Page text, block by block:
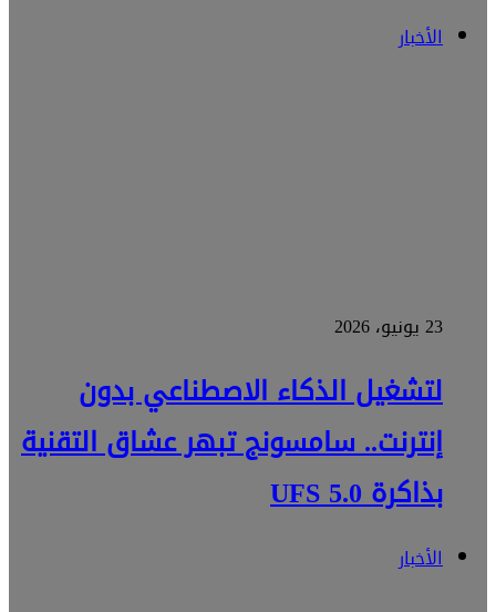
الأخبار
23 يونيو، 2026
لتشغيل الذكاء الاصطناعي بدون
إنترنت.. سامسونج تبهر عشاق التقنية
بذاكرة UFS 5.0
الأخبار